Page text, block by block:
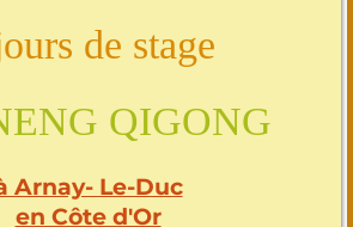
de stage
QIGONG
Arnay- Le-Duc
en Côte d'Or